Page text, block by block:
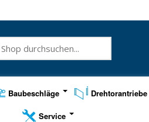
Baubeschläge Drehtorantriebe
Service